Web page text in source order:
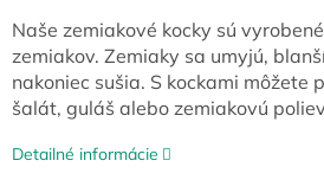
Naše zemiakové kocky sú
zemiakov. Zemiaky sa umyjú,
nakoniec sušia. S kockami môžete
šalát, guláš alebo zemiakovú
Detailné informácie